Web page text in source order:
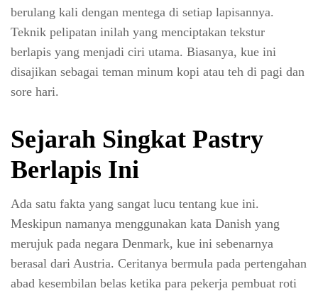
berulang kali dengan mentega di setiap lapisannya.
Teknik pelipatan inilah yang menciptakan tekstur
berlapis yang menjadi ciri utama. Biasanya, kue ini
disajikan sebagai teman minum kopi atau teh di pagi dan
sore hari.
Sejarah Singkat Pastry
Berlapis Ini
Ada satu fakta yang sangat lucu tentang kue ini.
Meskipun namanya menggunakan kata Danish yang
merujuk pada negara Denmark, kue ini sebenarnya
berasal dari Austria. Ceritanya bermula pada pertengahan
abad kesembilan belas ketika para pekerja pembuat roti